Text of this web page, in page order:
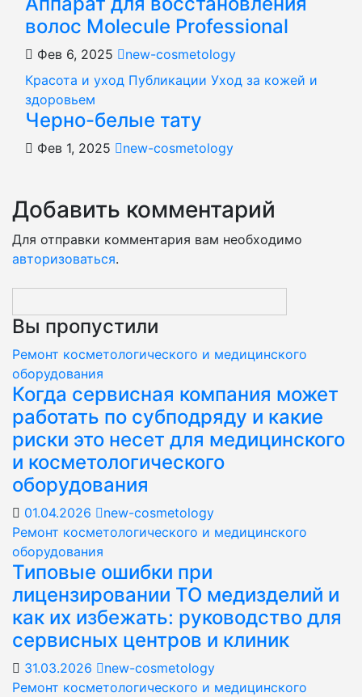
волос Molecule Professional
Фев 6, 2025
new-cosmetology
Красота и уход Публикации Уход за кожей и
здоровьем
Черно-белые тату
Фев 1, 2025 new-cosmetology
Добавить комментарий
Для отправки комментария вам необходимо
авторизоваться.
Вы пропустили
Ремонт косметологического и медицинского
оборудования
Когда сервисная компания может
работать по субподряду и какие
риски это несет для медицинского
и косметологического
оборудования
01.04.2026
new-cosmetology
Ремонт косметологического и медицинского
оборудования
Типовые ошибки при
лицензировании ТО медизделий и
как их избежать: руководство для
сервисных центров и клиник
31.03.2026
new-cosmetology
Ремонт косметологического и медицинского